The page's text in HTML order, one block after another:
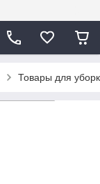
Товары для